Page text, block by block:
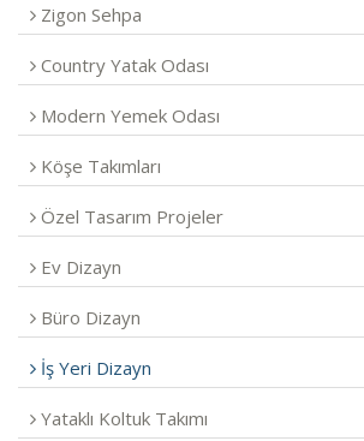
Zigon Sehpa
Country Yatak Odası
Modern Yemek Odası
Köşe Takımları
Özel Tasarım Projeler
Ev Dizayn
Büro Dizayn
İş Yeri Dizayn
Yataklı Koltuk Takımı